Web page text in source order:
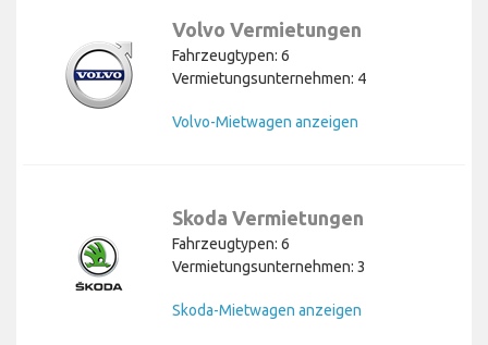
Volvo Vermietungen
Fahrzeugtypen: 6
Vermietungsunternehmen: 4
Volvo-Mietwagen anzeigen
Skoda Vermietungen
Fahrzeugtypen: 6
Vermietungsunternehmen: 3
Skoda-Mietwagen anzeigen